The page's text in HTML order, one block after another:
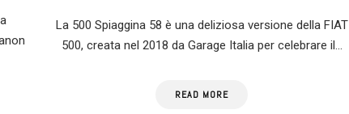
La 500 Spiaggina 58 è una deliziosa versione della FIAT
500, creata nel 2018 da Garage Italia per celebrare il…
READ MORE